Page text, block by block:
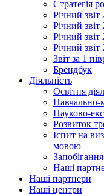
Стратегія
Річний звіт
Річний звіт
Річний звіт
Річний звіт
Звіт за 1
Брендбук
Діяльність
Освітня
Навчально-
Науково-
Розвиток
Іспит на
мовою
Наші
Наші партнери
Наші центри